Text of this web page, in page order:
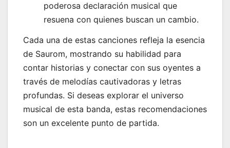
poderosa declaración musical que
resuena con quienes buscan un cambio.
Cada una de estas canciones refleja la esencia
de Saurom, mostrando su habilidad para
contar historias y conectar con sus oyentes a
través de melodías cautivadoras y letras
profundas. Si deseas explorar el universo
musical de esta banda, estas recomendaciones
son un excelente punto de partida.